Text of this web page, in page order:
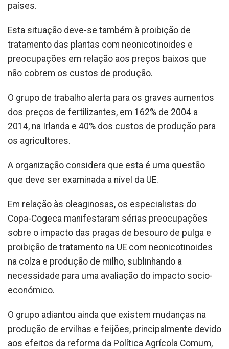
países.
Esta situação deve-se também à proibição de
tratamento das plantas com neonicotinoides e
preocupações em relação aos preços baixos que
não cobrem os custos de produção.
O grupo de trabalho alerta para os graves aumentos
dos preços de fertilizantes, em 162% de 2004 a
2014, na Irlanda e 40% dos custos de produção para
os agricultores.
A organização considera que esta é uma questão
que deve ser examinada a nível da UE.
Em relação às oleaginosas, os especialistas do
Copa-Cogeca manifestaram sérias preocupações
sobre o impacto das pragas de besouro de pulga e
proibição de tratamento na UE com neonicotinoides
na colza e produção de milho, sublinhando a
necessidade para uma avaliação do impacto socio-
económico.
O grupo adiantou ainda que existem mudanças na
produção de ervilhas e feijões, principalmente devido
aos efeitos da reforma da Política Agrícola Comum,